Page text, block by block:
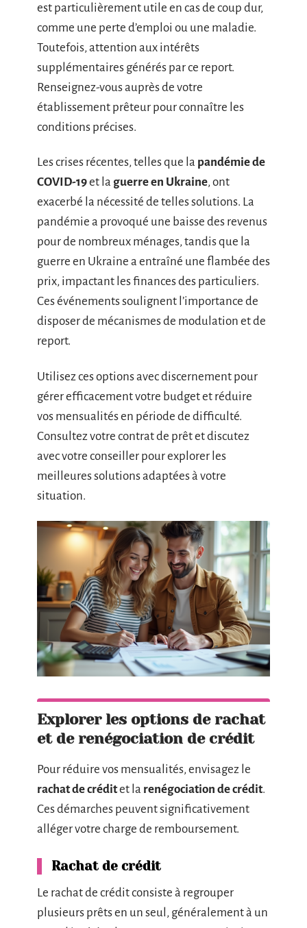
est particulièrement utile en cas de coup dur,
comme une perte d’emploi ou une maladie.
Toutefois, attention aux intérêts
supplémentaires générés par ce report.
Renseignez-vous auprès de votre
établissement prêteur pour connaître les
conditions précises.
Les crises récentes, telles que la pandémie de
COVID-19et la guerre en Ukraine, ont
exacerbé la nécessité de telles solutions. La
pandémie a provoqué une baisse des revenus
pour de nombreux ménages, tandis que la
guerre en Ukraine a entraîné une flambée des
prix, impactant les finances des particuliers.
Ces événements soulignent l’importance de
disposer de mécanismes de modulation et de
report.
Utilisez ces options avec discernement pour
gérer efficacement votre budget et réduire
vos mensualités en période de difficulté.
Consultez votre contrat de prêt et discutez
avec votre conseiller pour explorer les
meilleures solutions adaptées à votre
situation.
Explorer les options de rachat
et de renégociation de crédit
Pour réduire vos mensualités, envisagez le
rachat de créditet la renégociation de crédit.
Ces démarches peuvent significativement
alléger votre charge de remboursement.
Rachat de crédit
Le rachat de crédit consiste à regrouper
plusieurs prêts en un seul, généralement à un